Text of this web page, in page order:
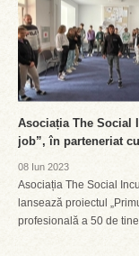
Asociația The Social
job”, în parteneriat
08 Iun 2023
Asociația The Social
lansează proiectul
profesională a 50 de